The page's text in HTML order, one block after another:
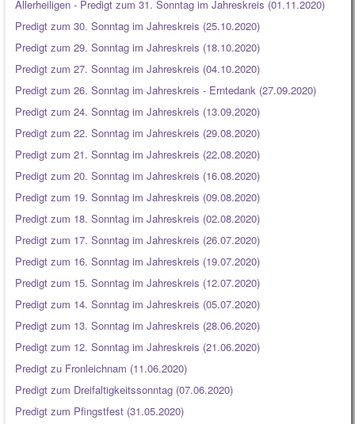
Allerheiligen - Predigt zum 31. Sonntag im Jahreskreis (01.11.2020)
Predigt zum 30. Sonntag im Jahreskreis (25.10.2020)
Predigt zum 29. Sonntag im Jahreskreis (18.10.2020)
Predigt zum 27. Sonntag im Jahreskreis (04.10.2020)
Predigt zum 26. Sonntag im Jahreskreis - Erntedank (27.09.2020)
Predigt zum 24. Sonntag im Jahreskreis (13.09.2020)
Predigt zum 22. Sonntag im Jahreskreis (29.08.2020)
Predigt zum 21. Sonntag im Jahreskreis (22.08.2020)
Predigt zum 20. Sonntag im Jahreskreis (16.08.2020)
Predigt zum 19. Sonntag im Jahreskreis (09.08.2020)
Predigt zum 18. Sonntag im Jahreskreis (02.08.2020)
Predigt zum 17. Sonntag im Jahreskreis (26.07.2020)
Predigt zum 16. Sonntag im Jahreskreis (19.07.2020)
Predigt zum 15. Sonntag im Jahreskreis (12.07.2020)
Predigt zum 14. Sonntag im Jahreskreis (05.07.2020)
Predigt zum 13. Sonntag im Jahreskreis (28.06.2020)
Predigt zum 12. Sonntag im Jahreskreis (21.06.2020)
Predigt zu Fronleichnam (11.06.2020)
Predigt zum Dreifaltigkeitssonntag (07.06.2020)
Predigt zum Pfingstfest (31.05.2020)